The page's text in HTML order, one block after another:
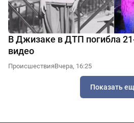
В Джизаке в ДТП погибла
видео
ПроисшествияВчера, 16:25
Показать